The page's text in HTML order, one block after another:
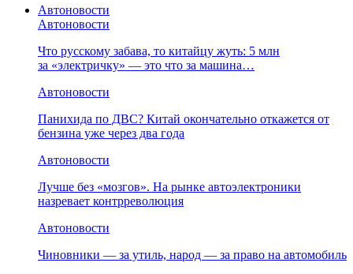
Автоновости
Автоновости
Что русскому забава, то китайцу жуть: 5 млн
за «электричку» — это что за машина…
Автоновости
Панихида по ДВС? Китай окончательно откажется от
бензина уже через два года
Автоновости
Лучше без «мозгов». На рынке автоэлектроники
назревает контрреволюция
Автоновости
Чиновники — за утиль, народ — за право на автомобиль